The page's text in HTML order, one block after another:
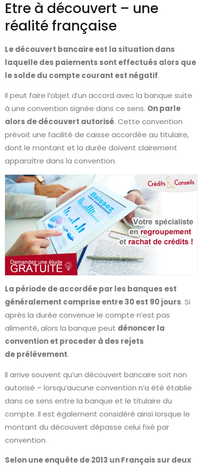
Etre à découvert – une
réalité française
Le découvert bancaire est la situation dans
laquelle des paiements sont effectués alors que
le solde du compte courant est négatif.
Il peut faire l’objet d’un accord avec la banque suite
à une convention signée dans ce sens. On parle
alors de découvert autorisé. Cette convention
prévoit une facilité de caisse accordée au titulaire,
dont le montant et la durée doivent clairement
apparaître dans la convention.
La période de accordée par les banques est
généralement comprise entre 30 est 90 jours. Si
après la durée convenue le compte n’est pas
alimenté, alors la banque peut dénoncer la
convention et proceder à des rejets
deprélèvement.
Il arrive souvent qu’un découvert bancaire soit non
autorisé – lorsqu’aucune convention n’a été établie
dans ce sens entre la banque et le titulaire du
compte. Il est également considéré ainsi lorsque le
montant du découvert dépasse celui fixé par
convention.
Selon une enquête de 2013 un Français sur deux